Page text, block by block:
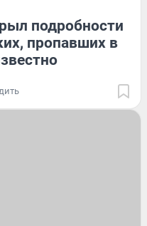
подробности
пропавших в